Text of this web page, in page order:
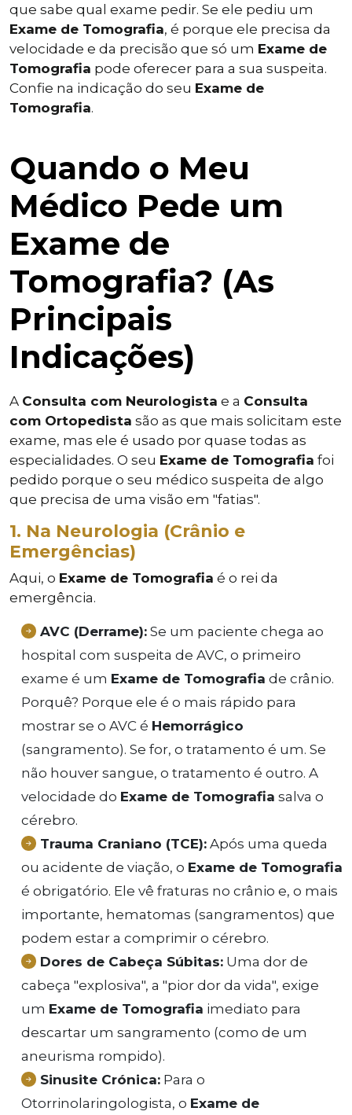
que sabe qual exame pedir. Se ele pediu um
Exame de Tomografia, é porque ele precisa da
velocidade e da precisão que só um Exame de
Tomografia pode oferecer para a sua suspeita.
Confie na indicação do seu Exame de
Tomografia.
Quando o Meu
Médico Pede um
Exame de
Tomografia? (As
Principais
Indicações)
A Consulta com Neurologista e a Consulta
com Ortopedista são as que mais solicitam este
exame, mas ele é usado por quase todas as
especialidades. O seu Exame de Tomografia foi
pedido porque o seu médico suspeita de algo
que precisa de uma visão em "fatias".
1. Na Neurologia (Crânio e
Emergências)
Aqui, o Exame de Tomografia é o rei da
emergência.
AVC (Derrame): Se um paciente chega ao
hospital com suspeita de AVC, o primeiro
exame é um Exame de Tomografia de crânio.
Porquê? Porque ele é o mais rápido para
mostrar se o AVC é Hemorrágico
(sangramento). Se for, o tratamento é um. Se
não houver sangue, o tratamento é outro. A
velocidade do Exame de Tomografia salva o
cérebro.
Trauma Craniano (TCE): Após uma queda
ou acidente de viação, o Exame de Tomografia
é obrigatório. Ele vê fraturas no crânio e, o mais
importante, hematomas (sangramentos) que
podem estar a comprimir o cérebro.
Dores de Cabeça Súbitas: Uma dor de
cabeça "explosiva", a "pior dor da vida", exige
um Exame de Tomografia imediato para
descartar um sangramento (como de um
aneurisma rompido).
Sinusite Crónica: Para o
Otorrinolaringologista, o Exame de